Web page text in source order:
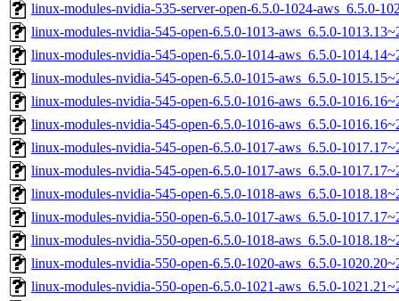
linux-modules-nvidia-535-server-open-6.5.0-1024-aws_6.5.0-
linux-modules-nvidia-545-open-6.5.0-1013-aws_6.5.0-
linux-modules-nvidia-545-open-6.5.0-1014-aws_6.5.0-
linux-modules-nvidia-545-open-6.5.0-1015-aws_6.5.0-
linux-modules-nvidia-545-open-6.5.0-1016-aws_6.5.0-
linux-modules-nvidia-545-open-6.5.0-1016-aws_6.5.0-
linux-modules-nvidia-545-open-6.5.0-1017-aws_6.5.0-
linux-modules-nvidia-545-open-6.5.0-1017-aws_6.5.0-
linux-modules-nvidia-545-open-6.5.0-1018-aws_6.5.0-
linux-modules-nvidia-550-open-6.5.0-1017-aws_6.5.0-
linux-modules-nvidia-550-open-6.5.0-1018-aws_6.5.0-
linux-modules-nvidia-550-open-6.5.0-1020-aws_6.5.0-
linux-modules-nvidia-550-open-6.5.0-1021-aws_6.5.0-